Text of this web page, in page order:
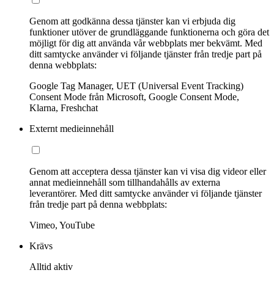
Genom att godkänna dessa tjänster kan vi erbjuda dig
funktioner utöver de grundläggande funktionerna och göra det
möjligt för dig att använda vår webbplats mer bekvämt. Med
ditt samtycke använder vi följande tjänster från tredje part på
denna webbplats:
Google Tag Manager, UET (Universal Event Tracking)
Consent Mode från Microsoft, Google Consent Mode,
Klarna, Freshchat
Externt medieinnehåll
Genom att acceptera dessa tjänster kan vi visa dig videor eller
annat medieinnehåll som tillhandahålls av externa
leverantörer. Med ditt samtycke använder vi följande tjänster
från tredje part på denna webbplats:
Vimeo, YouTube
Krävs
Alltid aktiv